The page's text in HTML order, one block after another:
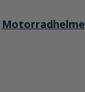
Motorradhelme